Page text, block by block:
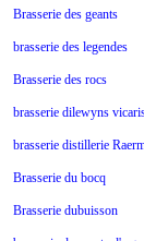
Brasserie des geants
brasserie des legendes
Brasserie des rocs
brasserie dilewyns
brasserie distillerie
Brasserie du bocq
Brasserie dubuisson